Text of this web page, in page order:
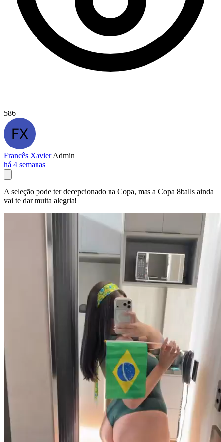
586
Francês XavierAdmin
há 4 semanas
A seleção pode ter decepcionado na Copa, mas a Copa 8balls ainda
vai te dar muita alegria!